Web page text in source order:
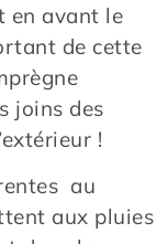
en avant le
de cette
joins des
!
au
aux pluies